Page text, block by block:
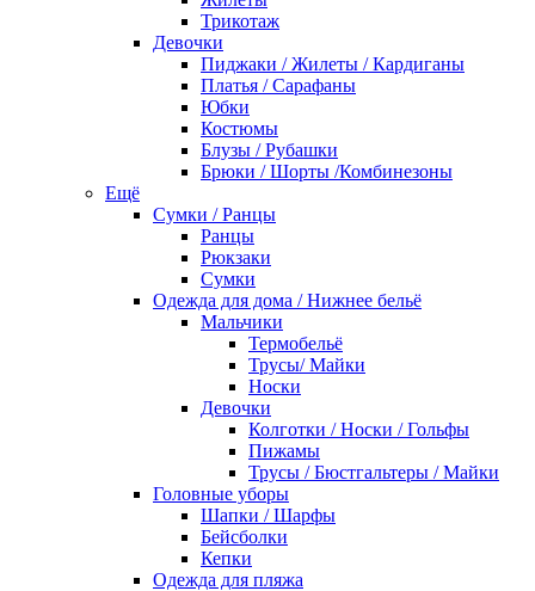
Трикотаж
Девочки
Пиджаки / Жилеты / Кардиганы
Платья / Сарафаны
Юбки
Костюмы
Блузы / Рубашки
Брюки / Шорты /Комбинезоны
Ещё
Сумки / Ранцы
Ранцы
Рюкзаки
Сумки
Одежда для дома / Нижнее бельё
Мальчики
Термобельё
Трусы/ Майки
Носки
Девочки
Колготки / Носки / Гольфы
Пижамы
Трусы / Бюстгальтеры / Майки
Головные уборы
Шапки / Шарфы
Бейсболки
Кепки
Одежда для пляжа